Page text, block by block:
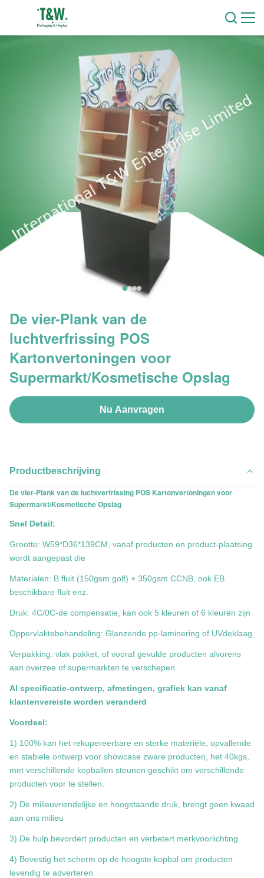
De vier-Plank van de
luchtverfrissing POS
Kartonvertoningen voor
Supermarkt/Kosmetische Opslag
Nu Aanvragen
Productbeschrijving
De vier-Plank van de luchtverfrissing POS Kartonvertoningen voor
Supermarkt/Kosmetische Opslag
Snel Detail:
Grootte: W59*D36*139CM, vanaf producten en product-plaatsing
wordt aangepast die
Materialen: B fluit (150gsm golf) + 350gsm CCNB, ook EB
beschikbare fluit enz.
Druk: 4C/0C-de compensatie, kan ook 5 kleuren of 6 kleuren zijn
Oppervlaktebehandeling: Glanzende pp-laminering of UVdeklaag
Verpakking: vlak pakket, of vooraf gevulde producten alvorens
aan overzee of supermarkten te verschepen
Al specificatie-ontwerp, afmetingen, grafiek kan vanaf
klantenvereiste worden veranderd
Voordeel:
1) 100% kan het rekupereerbare en sterke materiële, opvallende
en stabiele ontwerp voor showcase zware producten, het 40kgs,
met verschillende kopballen steunen geschikt om verschillende
producten voor te stellen.
2) De milieuvriendelijke en hoogstaande druk, brengt geen kwaad
aan ons milieu
3) De hulp bevordert producten en verbetert merkvoorlichting
4) Bevestig het scherm op de hoogste kopbal om producten
levendig te adverteren